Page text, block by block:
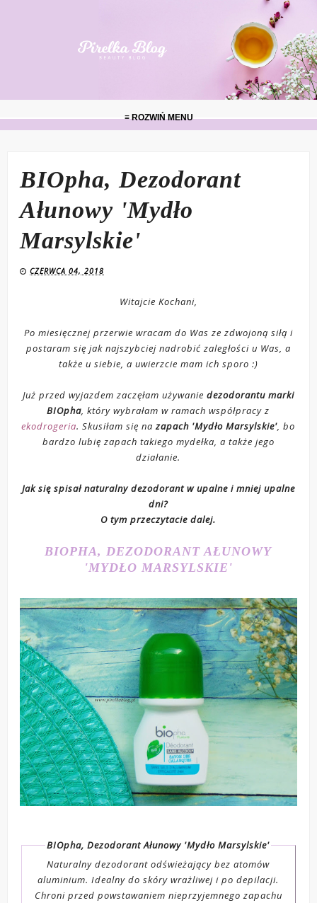
≡ ROZWIŃ MENU
BIOpha, Dezodorant
Ałunowy 'Mydło
Marsylskie'
CZERWCA 04, 2018
Witajcie Kochani,
Po miesięcznej przerwie wracam do Was ze zdwojoną siłą i
postaram się jak najszybciej nadrobić zaległości u Was, a
także u siebie, a uwierzcie mam ich sporo :)
Już przed wyjazdem zaczęłam używanie dezodorantu marki
BIOpha, który wybrałam w ramach współpracy z
ekodrogeria. Skusiłam się na zapach 'Mydło Marsylskie', bo
bardzo lubię zapach takiego mydełka, a także jego
działanie.
Jak się spisał naturalny dezodorant w upalne i mniej upalne
dni?
O tym przeczytacie dalej.
BIOPHA, DEZODORANT AŁUNOWY
'MYDŁO MARSYLSKIE'
BIOpha, Dezodorant Ałunowy 'Mydło Marsylskie'
Naturalny dezodorant odświeżający bez atomów
aluminium. Idealny do skóry wrażliwej i po depilacji.
Chroni przed powstawaniem nieprzyjemnego zapachu